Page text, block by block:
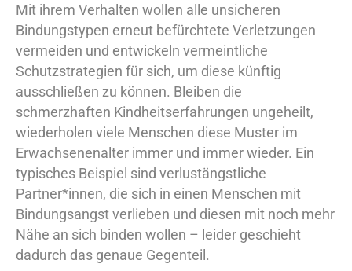
Mit ihrem Verhalten wollen alle unsicheren
Bindungstypen erneut befürchtete Verletzungen
vermeiden und entwickeln vermeintliche
Schutzstrategien für sich, um diese künftig
ausschließen zu können. Bleiben die
schmerzhaften Kindheitserfahrungen ungeheilt,
wiederholen viele Menschen diese Muster im
Erwachsenenalter immer und immer wieder. Ein
typisches Beispiel sind verlustängstliche
Partner*innen, die sich in einen Menschen mit
Bindungsangst verlieben und diesen mit noch mehr
Nähe an sich binden wollen – leider geschieht
dadurch das genaue Gegenteil.